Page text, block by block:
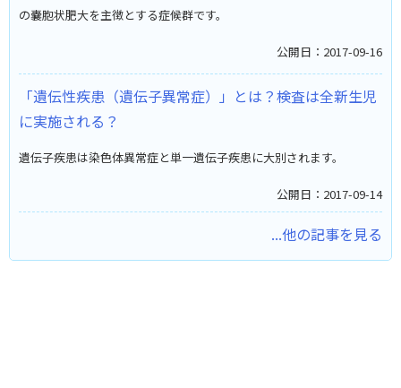
の嚢胞状肥大を主徴とする症候群です。
公開日：2017-09-16
「遺伝性疾患（遺伝子異常症）」とは？検査は全新生児
に実施される？
遺伝子疾患は染色体異常症と単一遺伝子疾患に大別されます。
公開日：2017-09-14
...他の記事を見る